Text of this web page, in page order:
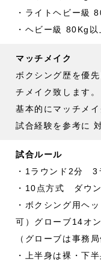
・ライトヘビー級
・ヘビー級 80Kg
マッチメイク
ボクシング歴を優
チメイク致します。
基本的にマッチメ
試合経験を参考に
試合ルール
・1ラウンド2分 3
・10点方式 ダウ
・ボクシング用ヘ
可）グローブ14オ
（グローブは事務
・上半身は裸・下